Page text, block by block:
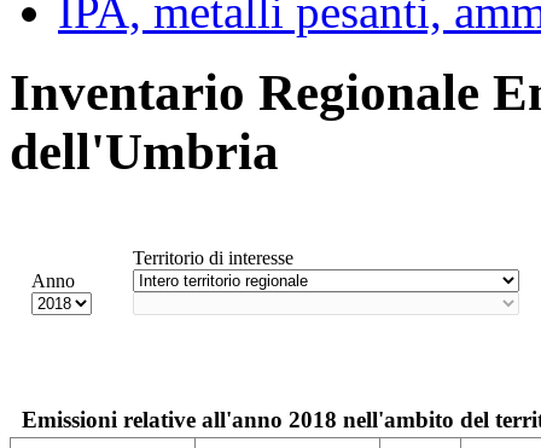
IPA, metalli pesanti,
Inventario Regionale
dell'Umbria
Anno
Territorio di interesse
Emissioni relative all'anno 2018 nell'ambito del